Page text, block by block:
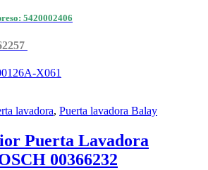
5420002406
X061
lavadora, Puerta lavadora Balay
Puerta Lavadora
00366232